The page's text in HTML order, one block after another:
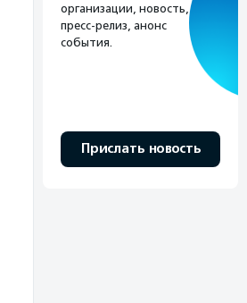
организации, новость,
пресс-релиз, анонс
события.
Прислать новость